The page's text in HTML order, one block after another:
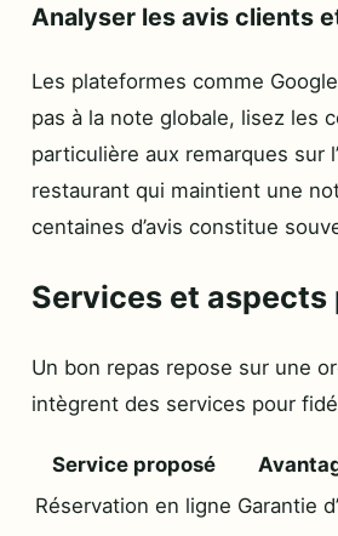
Analyser les avis clients
Les plateformes comme
pas à la note globale, lisez les
particulière aux remarques sur
restaurant qui maintient une
centaines d’avis constitue
Services et
Un bon repas repose sur une
intègrent des services pour
Service proposé
Réservation en ligne Garantie